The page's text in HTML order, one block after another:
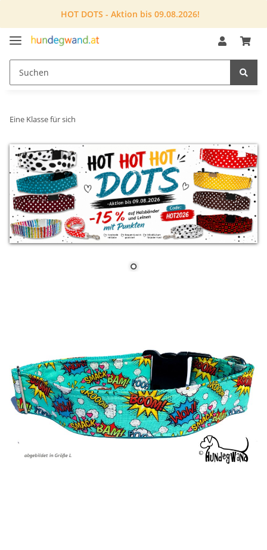
HOT DOTS - Aktion bis 09.08.2026!
Eine Klasse für sich